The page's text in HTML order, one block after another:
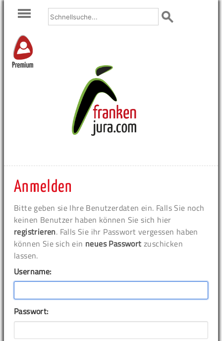
Premium
Anmelden
Bitte geben sie Ihre Benutzerdaten ein. Falls Sie noch
keinen Benutzer haben können Sie sich hier
registrieren. Falls Sie ihr Passwort vergessen haben
können Sie sich ein neues Passwort zuschicken
lassen.
Username:
Passwort: